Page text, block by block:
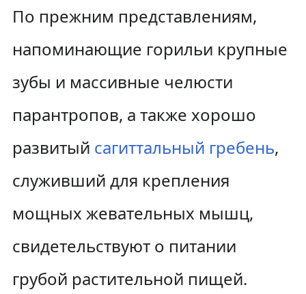
По прежним представлениям,
напоминающие горильи крупные
зубы и массивные челюсти
парантропов, а также хорошо
развитый сагиттальный гребень,
служивший для крепления
мощных жевательных мышц,
свидетельствуют о питании
грубой растительной пищей.